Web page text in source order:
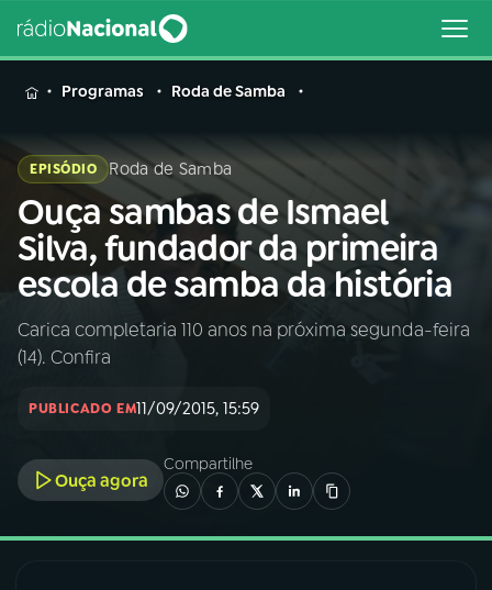
MENU
Buscar
na
Rádio
Nacional
Buscar
AO VIVO
INÍCIO
A RÁDIO
03PROGRAMAÇÃO
Programas Roda de Samba
EPISÓDIO Roda de Samba
Ouça sambas de Ismael
Silva, fundador da primeira
escola de samba da história
Carica completaria 110 anos na próxima segunda-feira
(14). Confira
PUBLICADO EM11/09/2015, 15:59
Ouça agora
Compartilhe